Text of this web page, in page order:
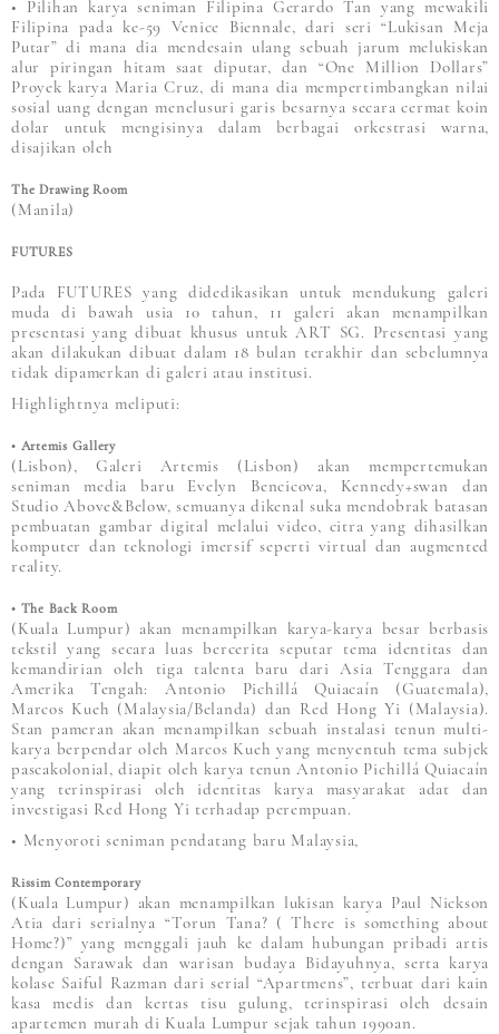
• Pilihan karya seniman Filipina Gerardo Tan yang mewakili
Filipina pada ke-59 Venice Biennale, dari seri “Lukisan Meja
Putar” di mana dia mendesain ulang sebuah jarum melukiskan
alur piringan hitam saat diputar, dan “One Million Dollars”
Proyek karya Maria Cruz, di mana dia mempertimbangkan nilai
sosial uang dengan menelusuri garis besarnya secara cermat koin
dolar untuk mengisinya dalam berbagai orkestrasi warna,
disajikan oleh
The Drawing Room
(Manila)
FUTURES
Pada FUTURES yang didedikasikan untuk mendukung galeri
muda di bawah usia 10 tahun, 11 galeri akan menampilkan
presentasi yang dibuat khusus untuk ART SG. Presentasi yang
akan dilakukan dibuat dalam 18 bulan terakhir dan sebelumnya
tidak dipamerkan di galeri atau institusi.
Highlightnya meliputi:
• Artemis Gallery
(Lisbon), Galeri Artemis (Lisbon) akan mempertemukan
seniman media baru Evelyn Bencicova, Kennedy+swan dan
Studio Above&Below, semuanya dikenal suka mendobrak batasan
pembuatan gambar digital melalui video, citra yang dihasilkan
komputer dan teknologi imersif seperti virtual dan augmented
reality.
• The Back Room
(Kuala Lumpur) akan menampilkan karya-karya besar berbasis
tekstil yang secara luas bercerita seputar tema identitas dan
kemandirian oleh tiga talenta baru dari Asia Tenggara dan
Amerika Tengah: Antonio Pichillá Quiacaín (Guatemala),
Marcos Kueh (Malaysia/Belanda) dan Red Hong Yi (Malaysia).
Stan pameran akan menampilkan sebuah instalasi tenun multi-
karya berpendar oleh Marcos Kueh yang menyentuh tema subjek
pascakolonial, diapit oleh karya tenun Antonio Pichillá Quiacaín
yang terinspirasi oleh identitas karya masyarakat adat dan
investigasi Red Hong Yi terhadap perempuan.
• Menyoroti seniman pendatang baru Malaysia,
Rissim Contemporary
(Kuala Lumpur) akan menampilkan lukisan karya Paul Nickson
Atia dari serialnya “Torun Tana? ( There is something about
Home?)” yang menggali jauh ke dalam hubungan pribadi artis
dengan Sarawak dan warisan budaya Bidayuhnya, serta karya
kolase Saiful Razman dari serial “Apartmens”, terbuat dari kain
kasa medis dan kertas tisu gulung, terinspirasi oleh desain
apartemen murah di Kuala Lumpur sejak tahun 1990an.